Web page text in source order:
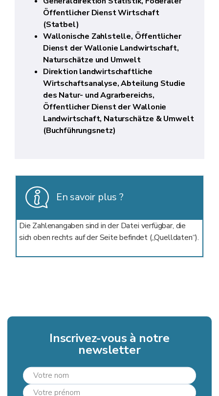
Öffentlicher Dienst Wirtschaft
(Statbel)
Wallonische Zahlstelle, Öffentlicher
Dienst der Wallonie Landwirtschaft,
Naturschätze und Umwelt
Direktion landwirtschaftliche
Wirtschaftsanalyse, Abteilung Studie
des Natur- und Agrarbereichs,
Öffentlicher Dienst der Wallonie
Landwirtschaft, Naturschätze & Umwelt
(Buchführungsnetz)
En savoir plus ?
Die Zahlenangaben sind in der Datei verfügbar, die
sich oben rechts auf der Seite befindet („Quelldaten“).
Inscrivez-vous à notre
newsletter